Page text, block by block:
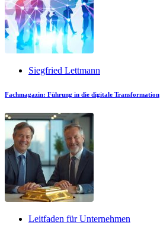
Siegfried Lettmann
Fachmagazin: Führung in die digitale Transformation
Leitfaden für Unternehmen